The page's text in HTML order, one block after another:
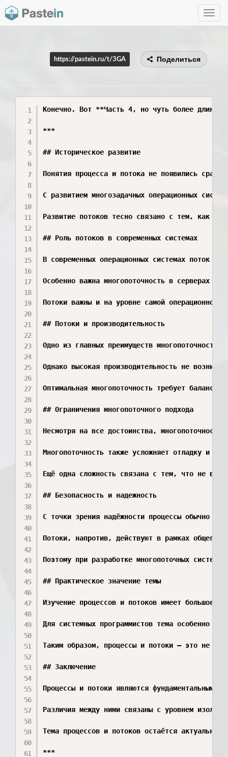
Toggle
https://pastein.ru/t/3GA Поделиться
Конечно. Вот **Часть 4, но чуть более
***
## Историческое развитие
Понятия процесса и потока не появились
С развитием многозадачных операционных
Развитие потоков тесно связано с тем, как
## Роль потоков в современных системах
В современных операционных системах поток
Особенно важна многопоточность в серверах и
Потоки важны и на уровне самой операционной
## Потоки и производительность
Одно из главных преимуществ многопоточности
Однако высокая производительность не
Оптимальная многопоточность требует
## Ограничения многопоточного подхода
Несмотря на все достоинства,
Многопоточность также усложняет отладку и
Ещё одна сложность связана с тем, что не все
## Безопасность и надежность
С точки зрения надёжности процессы обычно
Потоки, напротив, действуют в рамках общего
Поэтому при разработке многопоточных систем
## Практическое значение темы
Изучение процессов и потоков имеет большое
Для системных программистов тема особенно
Таким образом, процессы и потоки — это не
## Заключение
Процессы и потоки являются фундаментальными
Различия между ними связаны с уровнем
Тема процессов и потоков остаётся
***